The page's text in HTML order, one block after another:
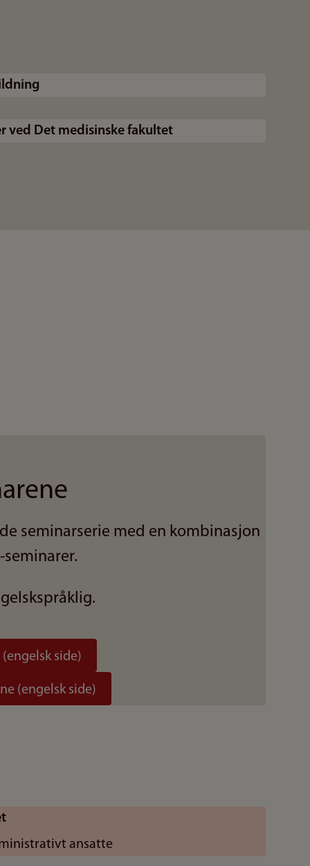
ved Det medisinske fakultet
seminarserie med en kombinasjon
seminarer.
(engelsk side)
(engelsk side)
ansatte